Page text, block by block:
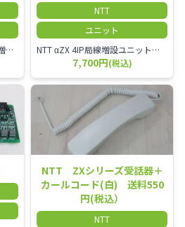
NTT αZX シリーズ スター1ch増設接続装置 コードレス接続用アンテナ ZX-DCL-S1CS-1M ZX-DCL-PS等と組み合わせて使用します。 ZX-DCL-PSを複数台接続できますが同時に通話できるのは１台のみです。
NTT
ユニット
NTT αZX 4IP局線増設ユニット ひかり電話オフィスタイプで4ch以上にしたい場合必要となるユニットです。
7,700円(税込)
NTT ZXシリーズ受話器＋
カールコード(白) 送料550
円(税込）
NTT